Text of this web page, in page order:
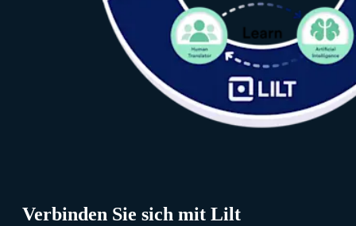
Verbinden Sie sich mit Lilt